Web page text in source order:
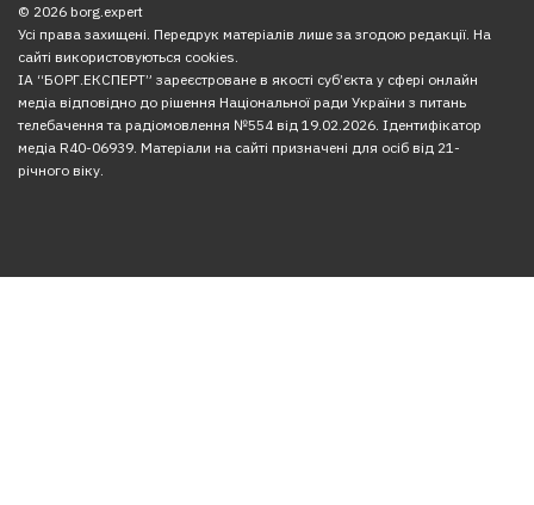
© 2026 borg.expert
Усі права захищені. Передрук матеріалів лише за згодою редакції. На
сайті використовуються cookies.
ІА “БОРГ.ЕКСПЕРТ” зареєстроване в якості суб’єкта у сфері онлайн
медіа відповідно до рішення Національної ради України з питань
телебачення та радіомовлення №554 від 19.02.2026. Ідентифікатор
медіа R40-06939. Матеріали на сайті призначені для осіб від 21-
річного віку.